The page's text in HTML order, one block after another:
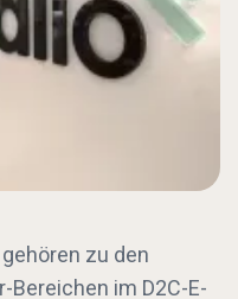
zu den
im D2C-E-